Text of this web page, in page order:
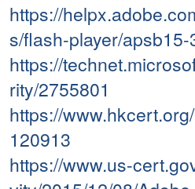
https://
s/flash-player/apsb15-
https://
rity/2755801
https://
120913
https://www.us-